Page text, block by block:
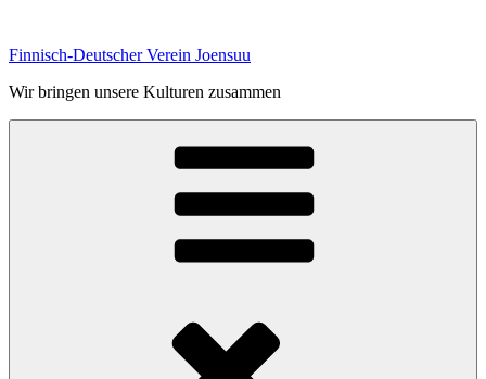
springen
Finnisch-Deutscher Verein Joensuu
Wir bringen unsere Kulturen zusammen